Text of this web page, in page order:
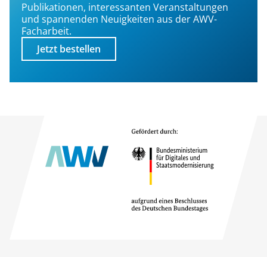
Publikationen, interessanten Veranstaltungen
und spannenden Neuigkeiten aus der AWV-
Facharbeit.
Jetzt bestellen